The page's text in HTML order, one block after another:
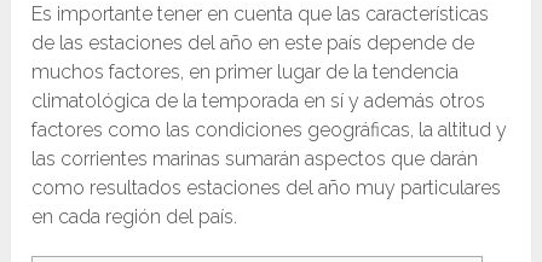
Es importante tener en cuenta que las características
de las estaciones del año en este país depende de
muchos factores, en primer lugar de la tendencia
climatológica de la temporada en sí y además otros
factores como las condiciones geográficas, la altitud y
las corrientes marinas sumarán aspectos que darán
como resultados estaciones del año muy particulares
en cada región del país.